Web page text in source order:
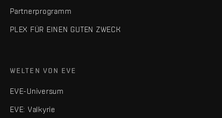
Partnerprogramm
PLEX FÜR EINEN GUTEN ZWECK
WELTEN VON EVE
EVE-Universum
EVE: Valkyrie